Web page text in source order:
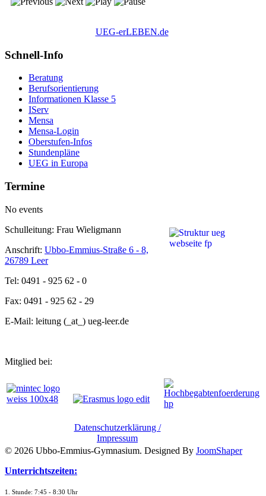
UEG-erLEBEN.de
Schnell-Info
Beratung
Berufsorientierung
Informationen Klasse 5
IServ
Mensa
Mensa-Login
Oberstufen-Infos
Stundenpläne
UEG in Europa
Termine
No events
Schulleitung: Frau Wieligmann
Anschrift: Ubbo-Emmius-Straße 6 - 8,
26789 Leer
Tel: 0491 - 925 62 - 0
Fax: 0491 - 925 62 - 29
E-Mail: leitung (_at_) ueg-leer.de
Mitglied bei:
Datenschutzerklärung /
Impressum
© 2026 Ubbo-Emmius-Gymnasium. Designed By JoomShaper
Unterrichtszeiten:
1. Stunde: 7:45 - 8:30 Uhr